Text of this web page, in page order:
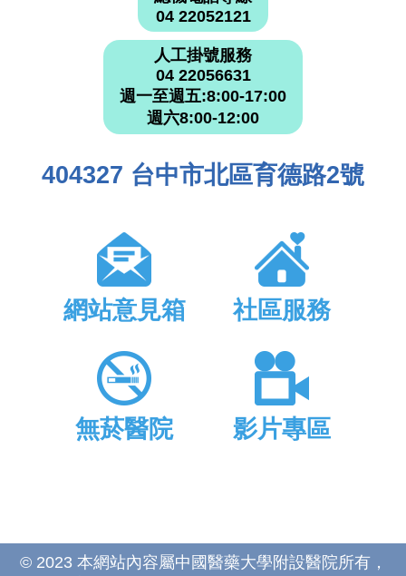
04 22052121
人工掛號服務
04 22056631
週一至週五:8:00-17:00
週六8:00-12:00
404327 台中市北區育德路2號
網站意見箱 社區服務
無菸醫院 影片專區
© 2023 本網站內容屬中國醫藥大學附設醫院所有，